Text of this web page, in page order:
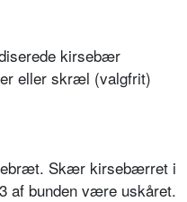
kirsebær
eller skræl (valgfrit)
Skær kirsebærret i
af bunden være uskåret.